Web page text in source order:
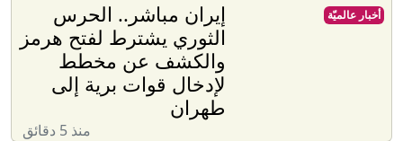
إيران مباشر.. الحرس
الثوري يشترط لفتح هرمز
والكشف عن مخطط
لإدخال قوات برية إلى
طهران
منذ 5 دقائق
أخبار عالميّة